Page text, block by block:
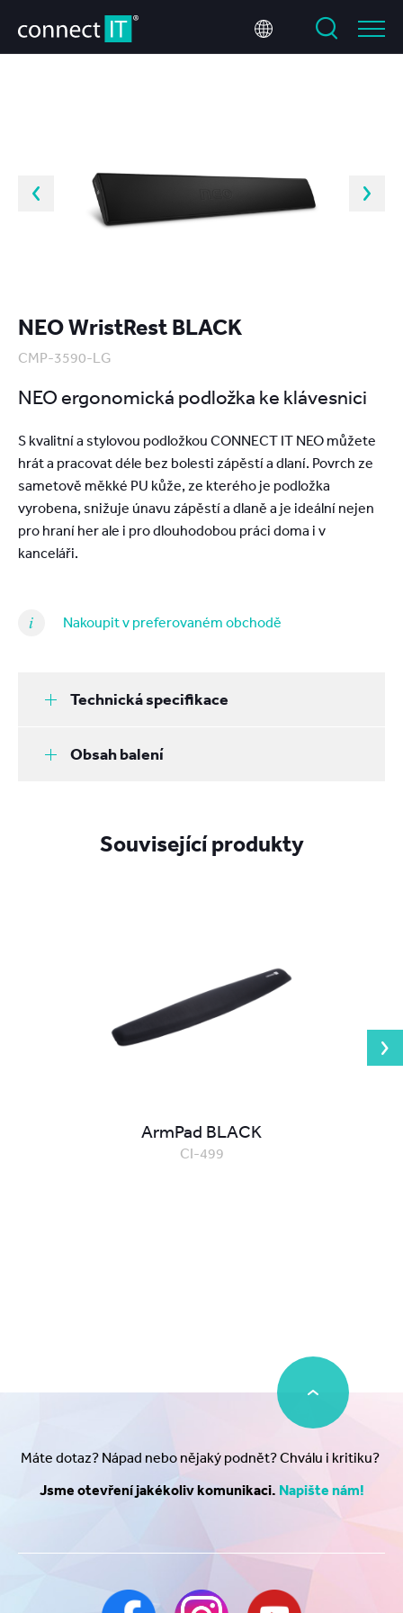
NEO WristRest BLACK
CMP-3590-LG
NEO ergonomická podložka ke klávesnici
S kvalitní a stylovou podložkou CONNECT IT NEO můžete
hrát a pracovat déle bez bolesti zápěstí a dlaní. Povrch ze
sametově měkké PU kůže, ze kterého je podložka
vyrobena, snižuje únavu zápěstí a dlaně a je ideální nejen
pro hraní her ale i pro dlouhodobou práci doma i v
kanceláři.
Nakoupit v preferovaném obchodě
Technická specifikace
Obsah balení
Související produkty
ArmPad BLACK
CI-499
Máte dotaz? Nápad nebo nějaký podnět? Chválu i kritiku?
Jsme otevření jakékoliv komunikaci. Napište nám!